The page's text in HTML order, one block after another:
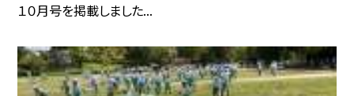
１０月号を掲載しました...